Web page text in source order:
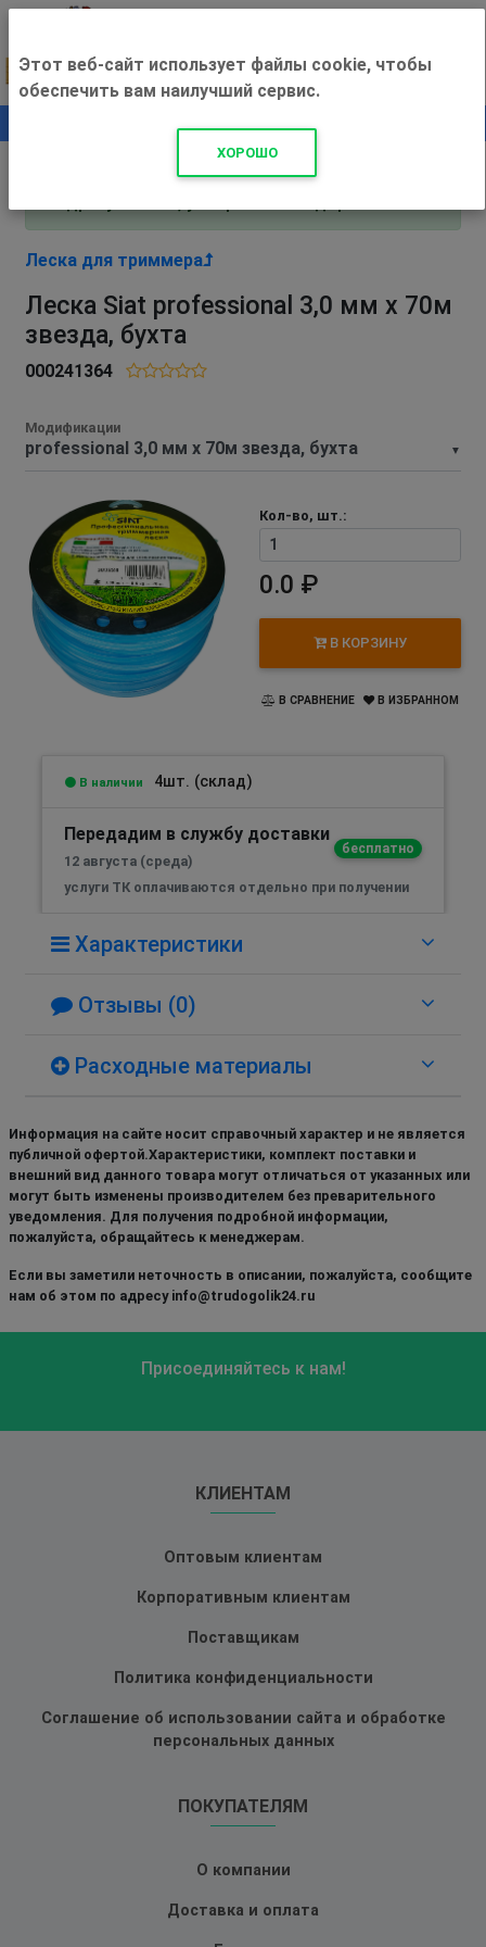
+500 ₽
Внимание! С 3 августа магазин работает по
Леска для триммера
Леска Siat professional 3,0 мм х 70м
звезда, бухта
000241364
▼
Модификации
Кол-во, шт.:
0.0 ₽
В КОРЗИНУ
В СРАВНЕНИЕ В ИЗБРАННОМ
В наличии 4шт. (склад)
Передадим в службу доставки
бесплатно
12 августа (среда)
услуги ТК оплачиваются отдельно при получении
Характеристики
Отзывы (0)
Расходные материалы
Информация на сайте носит справочный характер и не является
публичной офертой.Характеристики, комплект поставки и
внешний вид данного товара могут отличаться от указанных или
могут быть изменены производителем без преварительного
уведомления. Для получения подробной информации,
пожалуйста, обращайтесь к менеджерам.
Если вы заметили неточность в описании, пожалуйста, сообщите
нам об этом по адресу info@trudogolik24.ru
Присоединяйтесь к нам!
КЛИЕНТАМ
Оптовым клиентам
Корпоративным клиентам
Поставщикам
Политика конфиденциальности
Соглашение об использовании сайта и обработке
персональных данных
ПОКУПАТЕЛЯМ
О компании
Доставка и оплата
Этот веб-сайт использует файлы cookie, чтобы
обеспечить вам наилучший сервис.
ХОРОШО